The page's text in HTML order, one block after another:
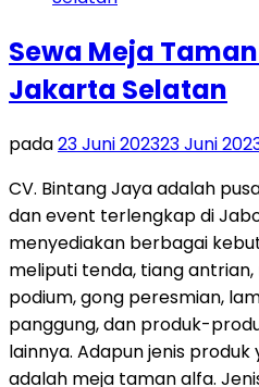
Sewa Meja
Jakarta Selatan
pada23 Juni 202323 Juni
CV. Bintang Jaya adalah
dan event terlengkap di
menyediakan berbagai
meliputi tenda, tiang
podium, gong peresmian,
panggung, dan produk-
lainnya. Adapun jenis
adalah meja taman alfa.